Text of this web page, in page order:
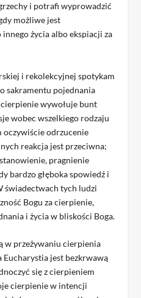
i potrafi wyprowadzić
możliwe jest
życia albo ekspiacji za
i rekolekcyjnej spotykam
sakramentu pojednania
wywołuje bunt
wobec wszelkiego rodzaju
odrzucenie
reakcja jest przeciwna;
pragnienie
bardzo głęboka spowiedź i
świadectwach tych ludzi
Bogu za cierpienie,
i życia w bliskości Boga.
w przeżywaniu cierpienia
Eucharystia jest bezkrwawą
się z cierpieniem
cierpienie w intencji